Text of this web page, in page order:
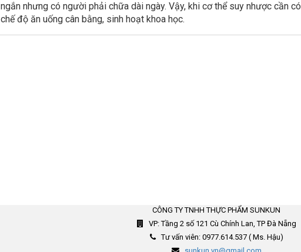
ngắn nhưng có người phải chữa dài ngày. Vậy, khi cơ thể suy nhược cần có
chế độ ăn uống cân bằng, sinh hoạt khoa học.
CÔNG TY TNHH THỰC PHẨM SUNKUN
VP: Tầng 2 số 121 Cù Chính Lan, TP Đà Nẵng
Tư vấn viên: 0977.614.537 ( Ms. Hậu)